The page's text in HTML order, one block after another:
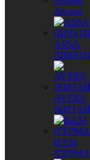
Arcano
ASSA
AVERS
BASI